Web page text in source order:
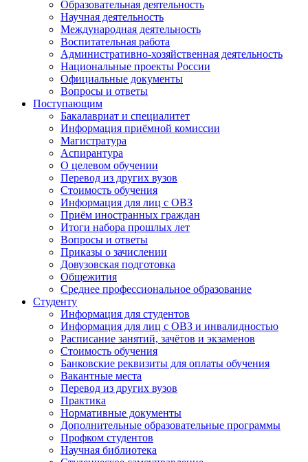
Образовательная деятельность
Научная деятельность
Международная деятельность
Воспитательная работа
Административно-хозяйственная деятельность
Национальные проекты России
Официальные документы
Вопросы и ответы
Поступающим
Бакалавриат и специалитет
Информация приёмной комиссии
Магистратура
Аспирантура
О целевом обучении
Перевод из других вузов
Стоимость обучения
Информация для лиц с ОВЗ
Приём иностранных граждан
Итоги набора прошлых лет
Вопросы и ответы
Приказы о зачислении
Довузовская подготовка
Общежития
Среднее профессиональное образование
Студенту
Информация для студентов
Информация для лиц с ОВЗ и инвалидностью
Расписание занятий, зачётов и экзаменов
Стоимость обучения
Банковские реквизиты для оплаты обучения
Вакантные места
Перевод из других вузов
Практика
Нормативные документы
Дополнительные образовательные программы
Профком студентов
Научная библиотека